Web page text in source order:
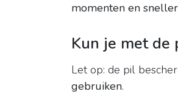
momenten en
Kun je met de
Let op: de pil
gebruiken.